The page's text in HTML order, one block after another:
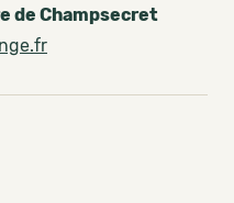
de Champsecret